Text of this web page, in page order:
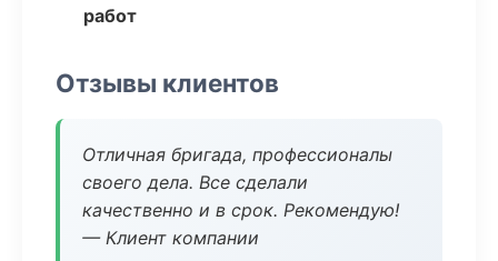
работ
Отзывы клиентов
Отличная бригада, профессионалы
своего дела. Все сделали
качественно и в срок. Рекомендую!
— Клиент компании